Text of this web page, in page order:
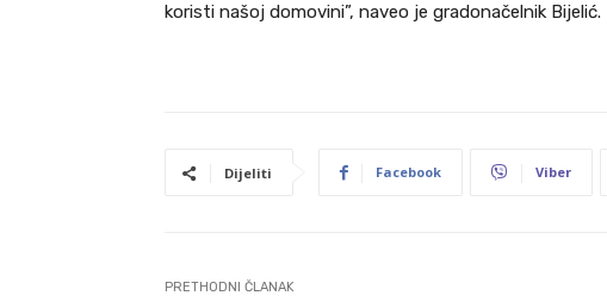
koristi našoj domovini”, naveo je gradonačelnik Bijelić.
Dijeliti Facebook Viber
PRETHODNI ČLANAK